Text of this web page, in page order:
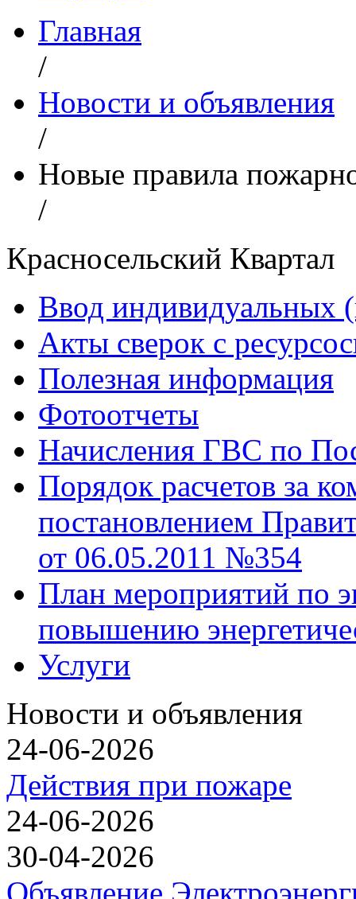
Главная
/
Новости и объявления
/
Новые правила
/
Красносельский Квартал
Ввод индивидуальных
Акты сверок с
Полезная информация
Фотоотчеты
Начисления ГВС по
Порядок расчетов за
постановлением
от 06.05.2011 №354
План мероприятий по
повышению
Услуги
Новости и объявления
24-06-2026
Действия при пожаре
24-06-2026
30-04-2026
Объявление